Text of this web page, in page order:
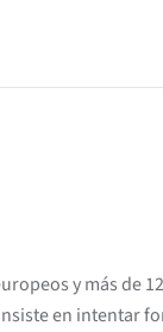
y más de
en intentar